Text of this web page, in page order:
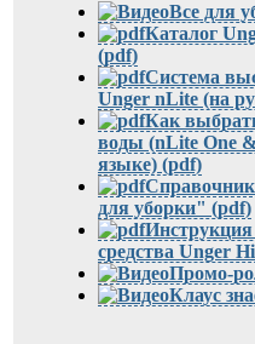
Все для
Каталог
(pdf)
Система
Unger nLite (на
Как
воды (nLite One
языке) (pdf)
Справочник
для уборки" (pdf)
средства Unger
Промо-
Клаус